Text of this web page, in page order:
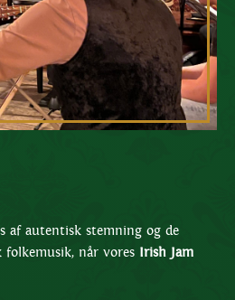
af autentisk stemning og de
når vores Irish Jam